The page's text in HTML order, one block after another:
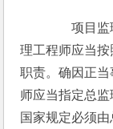
项目监理
理工程师应当
职责。确因正
师应当指定总
国家规定必须